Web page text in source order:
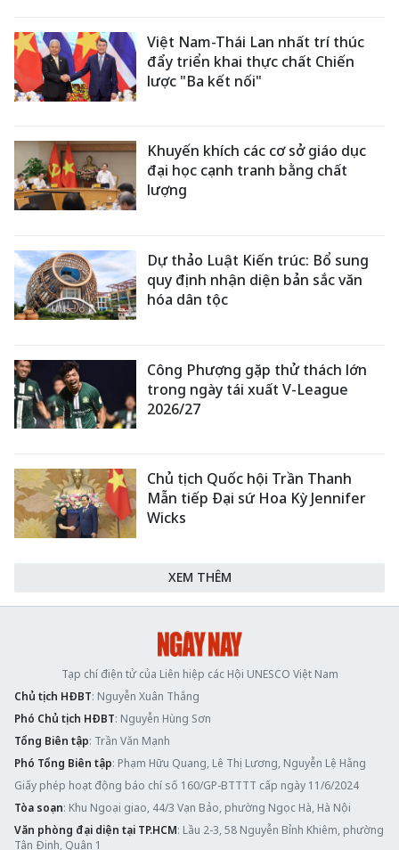
Việt Nam-Thái Lan nhất trí thúc
đẩy triển khai thực chất Chiến
lược "Ba kết nối"
Khuyến khích các cơ sở giáo dục
đại học cạnh tranh bằng chất
lượng
Dự thảo Luật Kiến trúc: Bổ sung
quy định nhận diện bản sắc văn
hóa dân tộc
Công Phượng gặp thử thách lớn
trong ngày tái xuất V-League
2026/27
Chủ tịch Quốc hội Trần Thanh
Mẫn tiếp Đại sứ Hoa Kỳ Jennifer
Wicks
XEM THÊM
Tạp chí điện tử của Liên hiệp các Hội UNESCO Việt Nam
Chủ tịch HĐBT: Nguyễn Xuân Thắng
Phó Chủ tịch HĐBT: Nguyễn Hùng Sơn
Tổng Biên tập: Trần Văn Mạnh
Phó Tổng Biên tập: Phạm Hữu Quang, Lê Thị Lương, Nguyễn Lệ Hằng
Giấy phép hoạt động báo chí số 160/GP-BTTTT cấp ngày 11/6/2024
Tòa soạn: Khu Ngoại giao, 44/3 Vạn Bảo, phường Ngọc Hà, Hà Nội
Văn phòng đại diện tại TP.HCM: Lầu 2-3, 58 Nguyễn Bỉnh Khiêm, phường
Tân Định, Quận 1